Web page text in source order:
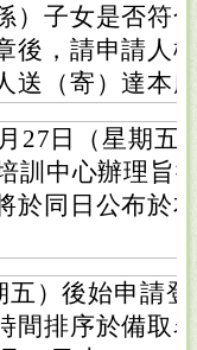
）子女是否符
後，請申請人
送（寄）達本
27日（星期五
訓中心辦理旨
於同日公布於
五）後始申請
間排序於備取